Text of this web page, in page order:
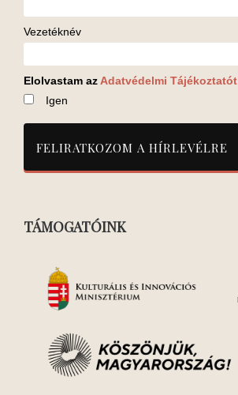
Vezetéknév
Elolvastam az Adatvédelmi Tájékoztatót
Igen
TÁMOGATÓINK